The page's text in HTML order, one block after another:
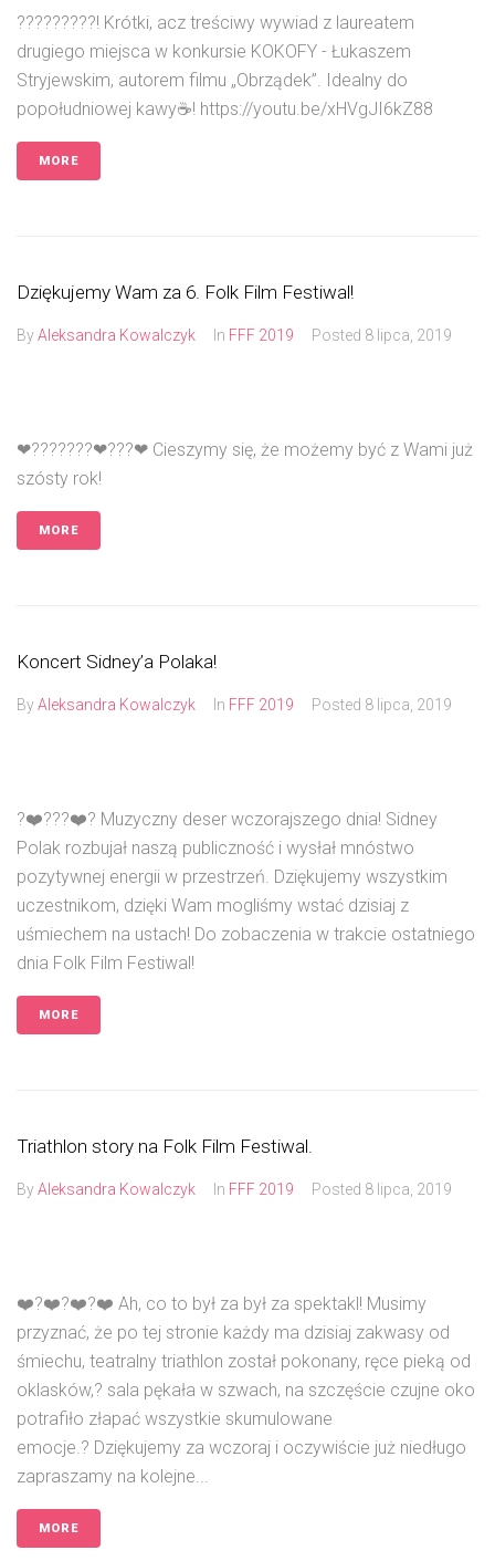
?????????! Krótki, acz treściwy wywiad z laureatem
drugiego miejsca w konkursie KOKOFY - Łukaszem
Stryjewskim, autorem filmu „Obrządek”. Idealny do
popołudniowej kawy☕️! https://youtu.be/xHVgJI6kZ88
MORE
Dziękujemy Wam za 6. Folk Film Festiwal!
ByAleksandra Kowalczyk In FFF 2019 Posted 8 lipca, 2019
❤???????❤???❤ Cieszymy się, że możemy być z Wami już
szósty rok!
MORE
Koncert Sidney’a Polaka!
ByAleksandra Kowalczyk In FFF 2019 Posted 8 lipca, 2019
?❤️???❤️? Muzyczny deser wczorajszego dnia! Sidney
Polak rozbujał naszą publiczność i wysłał mnóstwo
pozytywnej energii w przestrzeń. Dziękujemy wszystkim
uczestnikom, dzięki Wam mogliśmy wstać dzisiaj z
uśmiechem na ustach! Do zobaczenia w trakcie ostatniego
dnia Folk Film Festiwal!
MORE
Triathlon story na Folk Film Festiwal.
ByAleksandra Kowalczyk In FFF 2019 Posted 8 lipca, 2019
❤️?❤️?❤️?❤️ Ah, co to był za był za spektakl! Musimy
przyznać, że po tej stronie każdy ma dzisiaj zakwasy od
śmiechu, teatralny triathlon został pokonany, ręce pieką od
oklasków,? sala pękała w szwach, na szczęście czujne oko
potrafiło złapać wszystkie skumulowane
emocje.? Dziękujemy za wczoraj i oczywiście już niedługo
zapraszamy na kolejne...
MORE